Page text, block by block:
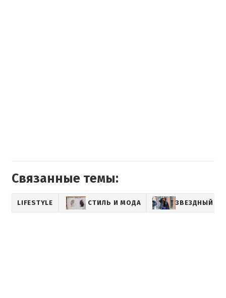
Связанные темы:
LIFESTYLE СТИЛЬ И МОДА ЗВЕЗДНЫЙ